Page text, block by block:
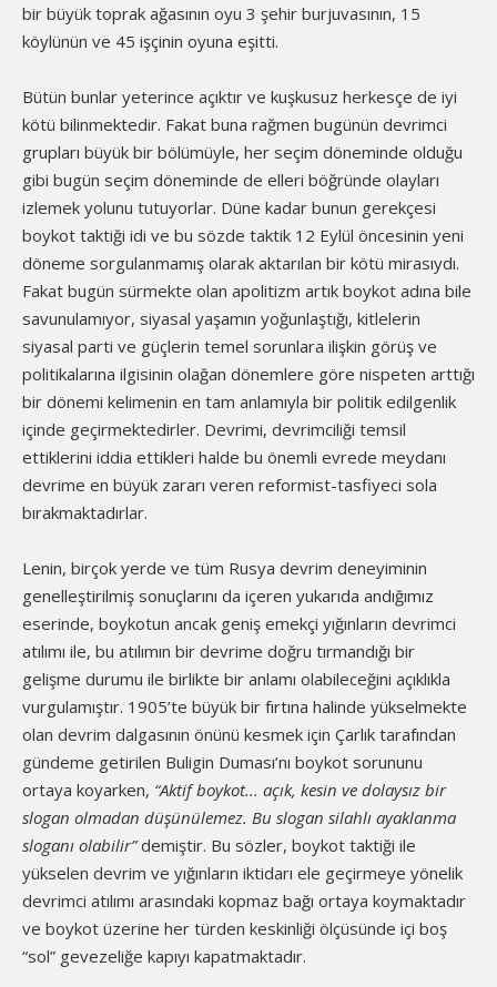
bir büyük toprak ağasının oyu 3 şehir burjuvasının, 15
köylünün ve 45 işçinin oyuna eşitti.
Bütün bunlar yeterince açıktır ve kuşkusuz herkesçe de iyi
kötü bilinmektedir. Fakat buna rağmen bugünün devrimci
grupları büyük bir bölümüyle, her seçim döneminde olduğu
gibi bugün seçim döneminde de elleri böğründe olayları
izlemek yolunu tutuyorlar. Düne kadar bunun gerekçesi
boykot taktiği idi ve bu sözde taktik 12 Eylül öncesinin yeni
döneme sorgulanmamış olarak aktarılan bir kötü mirasıydı.
Fakat bugün sürmekte olan apolitizm artık boykot adına bile
savunulamıyor, siyasal yaşamın yoğunlaştığı, kitlelerin
siyasal parti ve güçlerin temel sorunlara ilişkin görüş ve
politikalarına ilgisinin olağan dönemlere göre nispeten arttığı
bir dönemi kelimenin en tam anlamıyla bir politik edilgenlik
içinde geçirmektedirler. Devrimi, devrimciliği temsil
ettiklerini iddia ettikleri halde bu önemli evrede meydanı
devrime en büyük zararı veren reformist-tasfiyeci sola
bırakmaktadırlar.
Lenin, birçok yerde ve tüm Rusya devrim deneyiminin
genelleştirilmiş sonuçlarını da içeren yukarıda andığımız
eserinde, boykotun ancak geniş emekçi yığınların devrimci
atılımı ile, bu atılımın bir devrime doğru tırmandığı bir
gelişme durumu ile birlikte bir anlamı olabileceğini açıklıkla
vurgulamıştır. 1905’te büyük bir fırtına halinde yükselmekte
olan devrim dalgasının önünü kesmek için Çarlık tarafından
gündeme getirilen Buligin Duması’nı boykot sorununu
ortaya koyarken, “Aktif boykot... açık, kesin ve dolaysız bir
slogan olmadan düşünülemez. Bu slogan silahlı ayaklanma
sloganı olabilir”demiştir. Bu sözler, boykot taktiği ile
yükselen devrim ve yığınların iktidarı ele geçirmeye yönelik
devrimci atılımı arasındaki kopmaz bağı ortaya koymaktadır
ve boykot üzerine her türden keskinliği ölçüsünde içi boş
“sol” gevezeliğe kapıyı kapatmaktadır.